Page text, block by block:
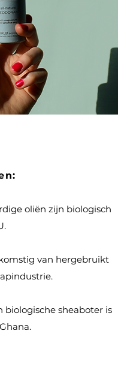
oliën zijn biologisch
van hergebruikt
biologische sheaboter is